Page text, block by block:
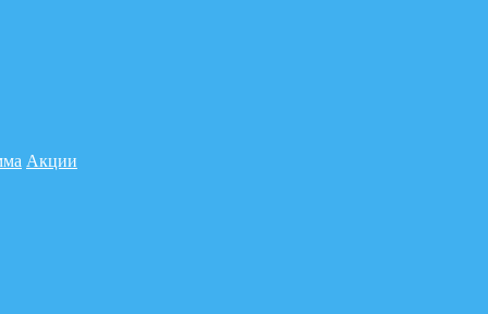
Акции